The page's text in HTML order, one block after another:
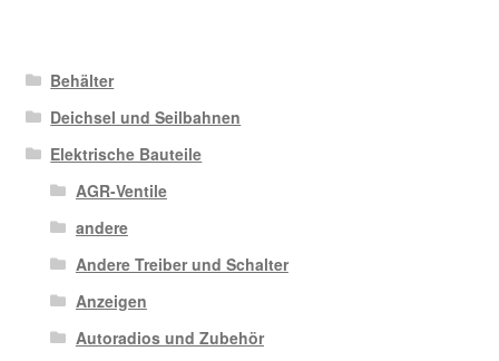
Behälter
Deichsel und Seilbahnen
Elektrische Bauteile
AGR-Ventile
andere
Andere Treiber und Schalter
Anzeigen
Autoradios und Zubehör